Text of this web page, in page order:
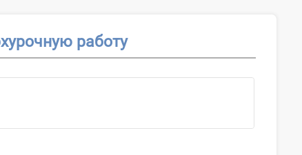
работу